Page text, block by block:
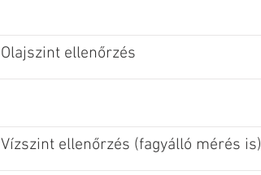
Olajszint ellenőrzés
Vízszint ellenőrzés (fagyálló mérés is)